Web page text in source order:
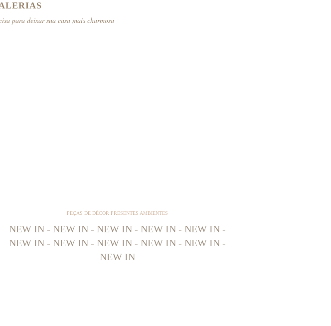
para deixar sua casa mais charmosa
PEÇAS DE DÉCOR PRESENTES AMBIENTES
NEW IN - NEW IN - NEW IN - NEW IN - NEW IN -
NEW IN - NEW IN - NEW IN - NEW IN - NEW IN -
NEW IN